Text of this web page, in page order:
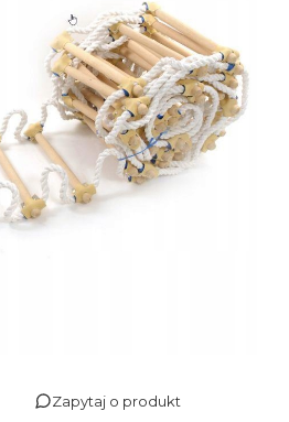
Zapytaj o produkt